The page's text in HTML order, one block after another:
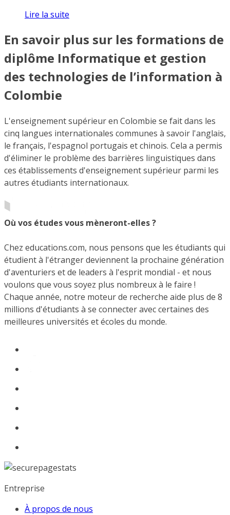
Lire la suite
En savoir plus sur les formations de
diplôme Informatique et gestion
des technologies de l’information à
Colombie
L'enseignement supérieur en Colombie se fait dans les
cinq langues internationales communes à savoir l'anglais,
le français, l'espagnol portugais et chinois. Cela a permis
d'éliminer le problème des barrières linguistiques dans
ces établissements d'enseignement supérieur parmi les
autres étudiants internationaux.
Où vos études vous mèneront-elles ?
Chez educations.com, nous pensons que les étudiants qui
étudient à l'étranger deviennent la prochaine génération
d'aventuriers et de leaders à l'esprit mondial - et nous
voulons que vous soyez plus nombreux à le faire !
Chaque année, notre moteur de recherche aide plus de 8
millions d'étudiants à se connecter avec certaines des
meilleures universités et écoles du monde.
Entreprise
À propos de nous